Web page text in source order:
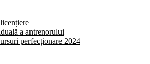
a antrenorului
perfecționare 2024